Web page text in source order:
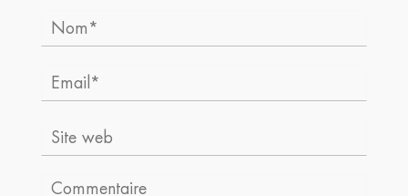
Nom*
Email*
Site
web
Comment